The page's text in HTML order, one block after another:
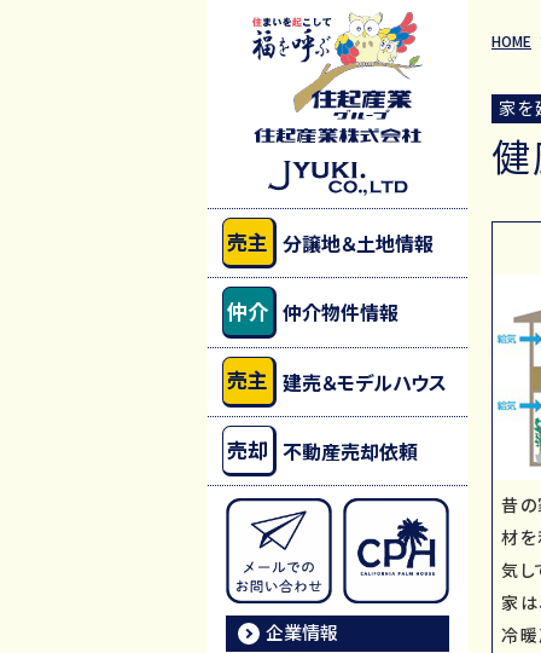
売主 分譲地＆土地情報
仲介 仲介物件情報
売主 建売＆モデルハウス
売却 不動産売却依頼
企業情報
HOME
家を
昔
材を
気し
家は
冷